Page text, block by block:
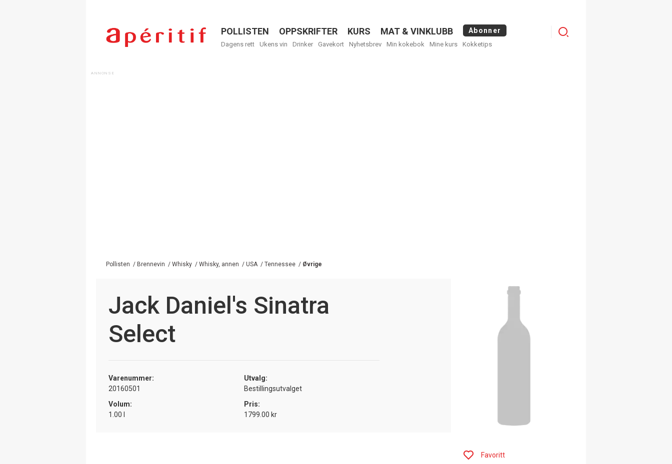
Menu
POLLISTEN OPPSKRIFTER KURS MAT & VINKLUBB Abonner
Dagens rett Ukens vin Drinker Gavekort Nyhetsbrev Min kokebok Mine kurs Kokketips
Menu
Pollisten / Brennevin / Whisky / Whisky, annen / USA / Tennessee / Øvrige
Jack Daniel's Sinatra
Select
Varenummer:
20160501
Utvalg:
Bestillingsutvalget
Volum:
1.00 l
Pris:
1799.00 kr
Favoritt